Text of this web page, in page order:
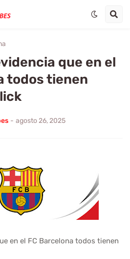
que en el
todos tienen
- agosto 26, 2025
en el FC Barcelona todos tienen